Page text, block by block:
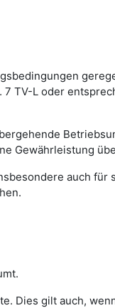
TV-L oder
Gewährleistung
auch für
Dies gilt auch,